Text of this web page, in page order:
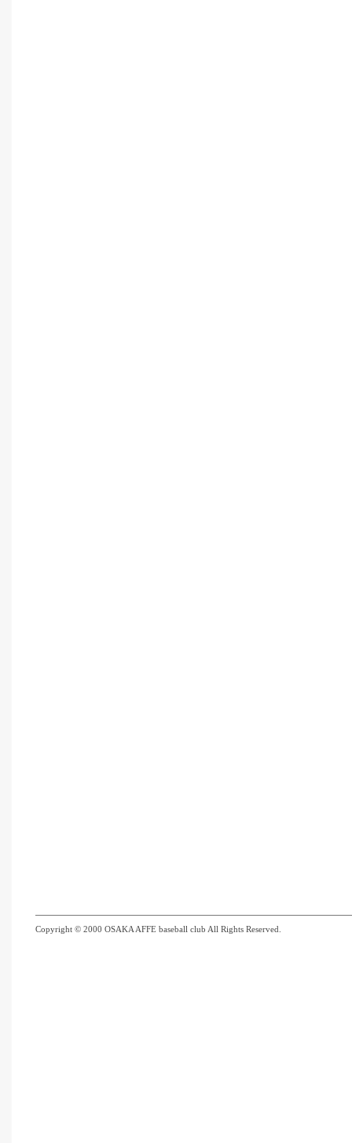
Copyright © 2000 OSAKA AFFE baseball club All Rights Reserved.